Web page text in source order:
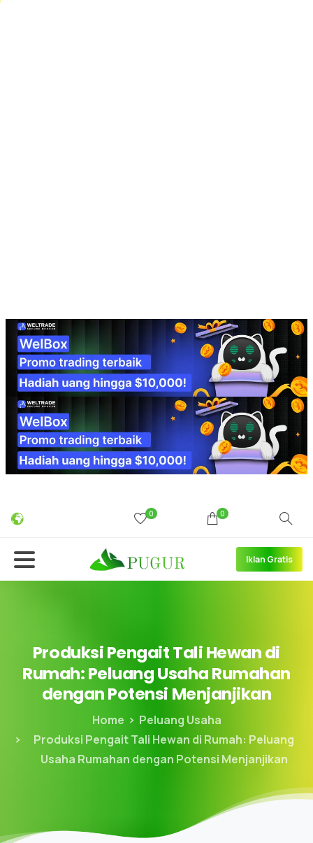
0 0
Iklan Gratis
ProduksiPengaitTaliHewandi
Rumah:PeluangUsahaRumahan
denganPotensi Menjanjikan
Home
Peluang Usaha
Produksi Pengait Tali Hewan di Rumah: Peluang
Usaha Rumahan dengan Potensi Menjanjikan